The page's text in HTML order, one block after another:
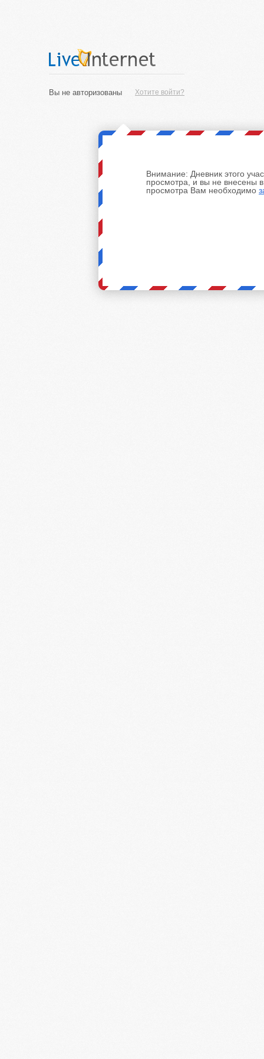
Хотите войти?
Вы не авторизованы
Внимание: Дневник этого
просмотра, и вы не внесены
просмотра Вам необходимо